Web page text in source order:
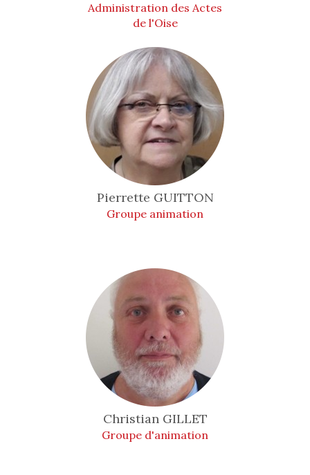
Administration des Actes
de l'Oise
Pierrette GUITTON
Groupe animation
Christian GILLET
Groupe d'animation